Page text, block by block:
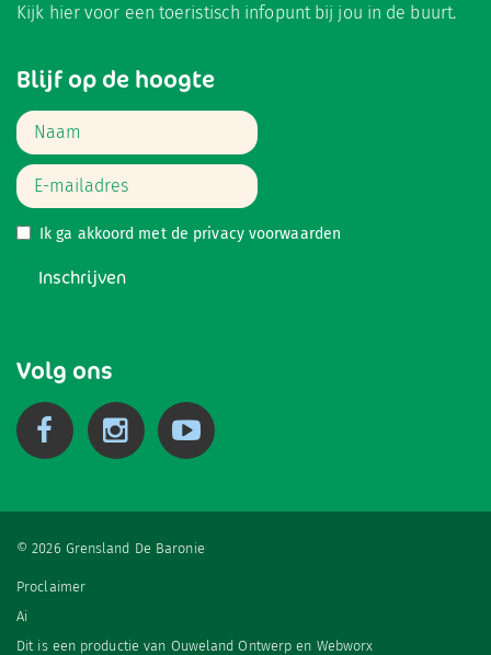
Kijk hiervoor een toeristisch infopunt bij jou in de buurt.
Blijf op de hoogte
Ik ga akkoord met de privacy voorwaarden
Inschrijven
Volg ons
© 2026 Grensland De Baronie
Proclaimer
Ai
Dit is een productie van Ouweland Ontwerp en Webworx